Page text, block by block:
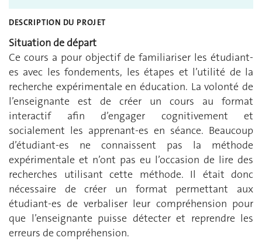
DESCRIPTION DU PROJET
Situation de départ
Ce cours a pour objectif de familiariser les étudiant-
es avec les fondements, les étapes et l’utilité de la
recherche expérimentale en éducation. La volonté de
l’enseignante est de créer un cours au format
interactif afin d’engager cognitivement et
socialement les apprenant-es en séance. Beaucoup
d’étudiant-es ne connaissent pas la méthode
expérimentale et n’ont pas eu l’occasion de lire des
recherches utilisant cette méthode. Il était donc
nécessaire de créer un format permettant aux
étudiant-es de verbaliser leur compréhension pour
que l’enseignante puisse détecter et reprendre les
erreurs de compréhension.